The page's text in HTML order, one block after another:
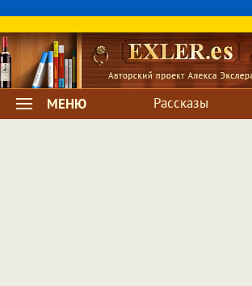
МЕНЮ Рассказы